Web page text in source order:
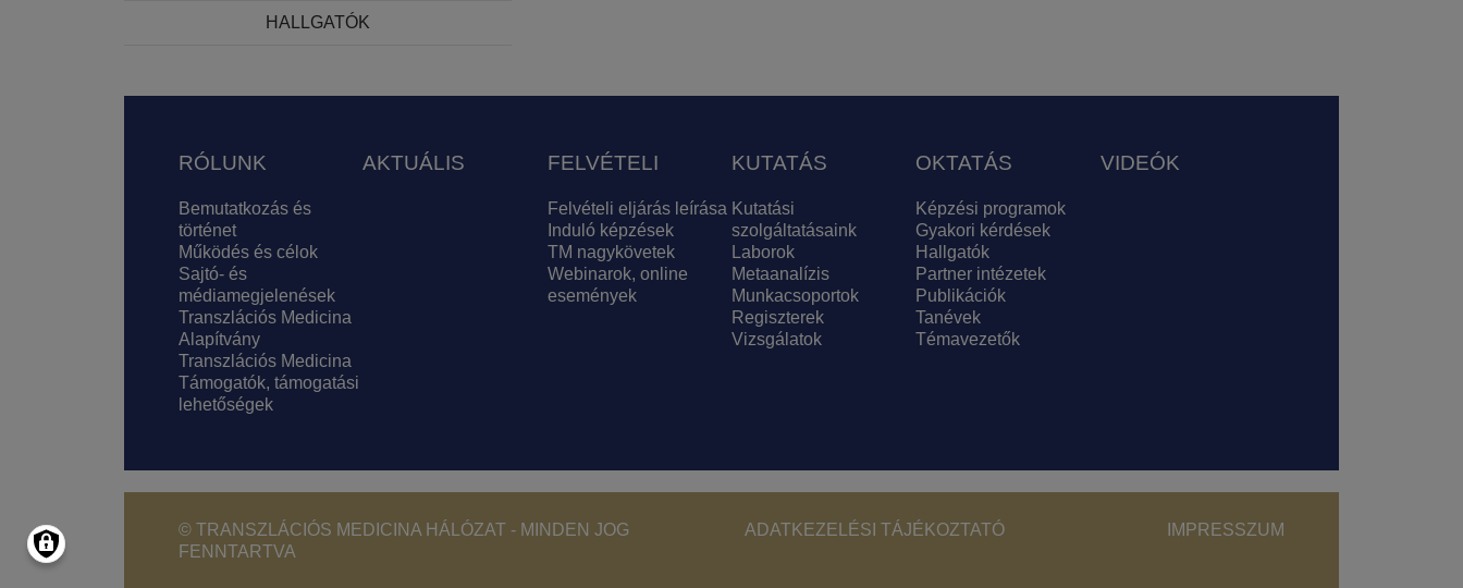
HALLGATÓK
Lábléc
RÓLUNK
Bemutatkozás és
történet
Működés és célok
Sajtó- és
médiamegjelenések
Transzlációs Medicina
Alapítvány
Transzlációs Medicina
Támogatók, támogatási
lehetőségek
AKTUÁLIS FELVÉTELI
Felvételi eljárás leírása
Induló képzések
TM nagykövetek
Webinarok, online
események
KUTATÁS
Kutatási
szolgáltatásaink
Laborok
Metaanalízis
Munkacsoportok
Regiszterek
Vizsgálatok
OKTATÁS
Képzési programok
Gyakori kérdések
Hallgatók
Partner intézetek
Publikációk
Tanévek
Témavezetők
VIDEÓK
© TRANSZLÁCIÓS MEDICINA HÁLÓZAT - MINDEN JOG
FENNTARTVA
Footer - Copyright menu
ADATKEZELÉSI TÁJÉKOZTATÓ IMPRESSZUM